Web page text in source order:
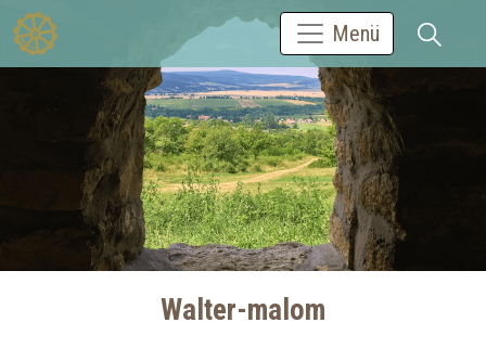
Menü
Walter-malom